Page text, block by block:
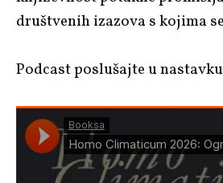
društvenih izazova s kojima
Podcast poslušajte u